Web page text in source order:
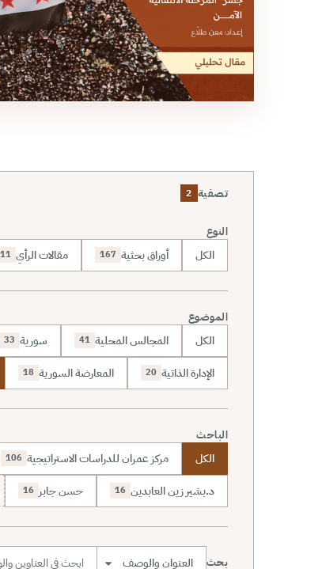
تصفية 2
النوع
الكل أوراق بحثية 167 مقالات الرأي
الموضوع
الكل المجالس المحلية 41 سورية 33
الإدارة الذاتية 20 المعارضة السورية 18
الباحث
الكل مركز عمران للدراسات الاستراتيجية 106
د.بشير زين العابدين 16 حسن جابر 16
بحث